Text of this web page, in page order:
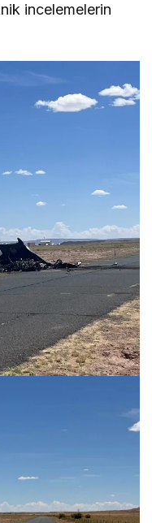
incelemelerin